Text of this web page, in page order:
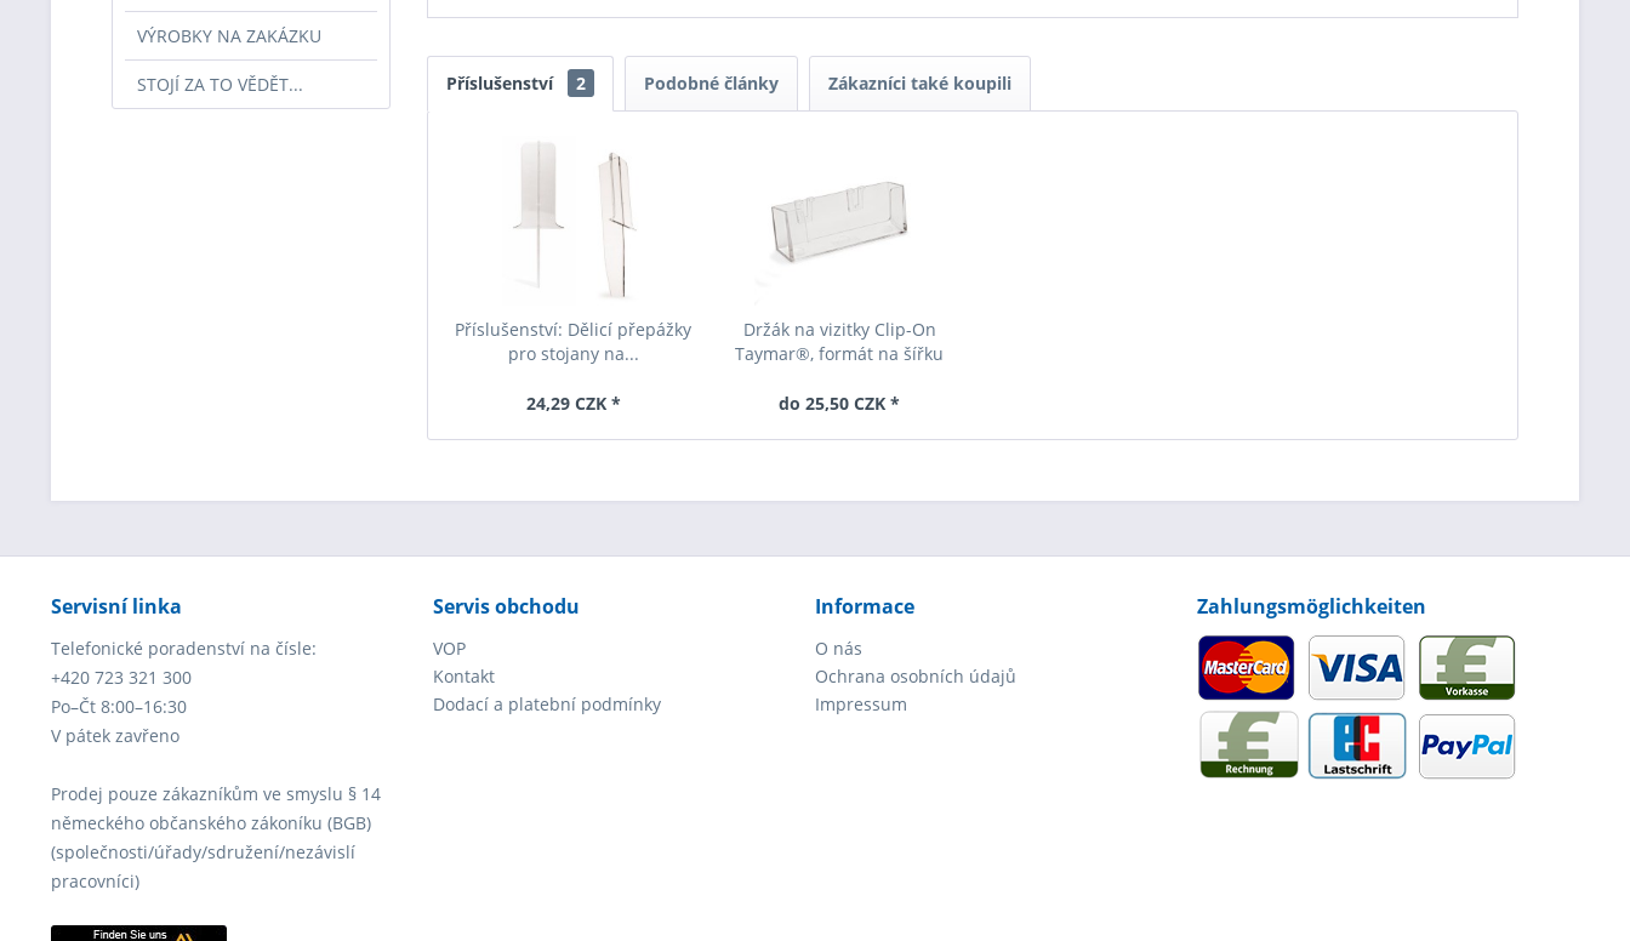
VÝROBKY NA ZAKÁZKU
STOJÍ ZA TO VĚDĚT... Příslušenství 2 Podobné články Zákazníci také koupili
Příslušenství: Dělicí přepážky
pro stojany na...
24,29 CZK *
Držák na vizitky Clip-On
Taymar®, formát na šířku
do 25,50 CZK *
Servisní linka
Telefonické poradenství na čísle:
+420 723 321 300
Po–Čt 8:00–16:30
V pátek zavřeno
Prodej pouze zákazníkům ve smyslu § 14
německého občanského zákoníku (BGB)
(společnosti/úřady/sdružení/nezávislí
pracovníci)
Servis obchodu
VOP
Kontakt
Dodací a platební podmínky
Informace
O nás
Ochrana osobních údajů
Impressum
Zahlungsmöglichkeiten